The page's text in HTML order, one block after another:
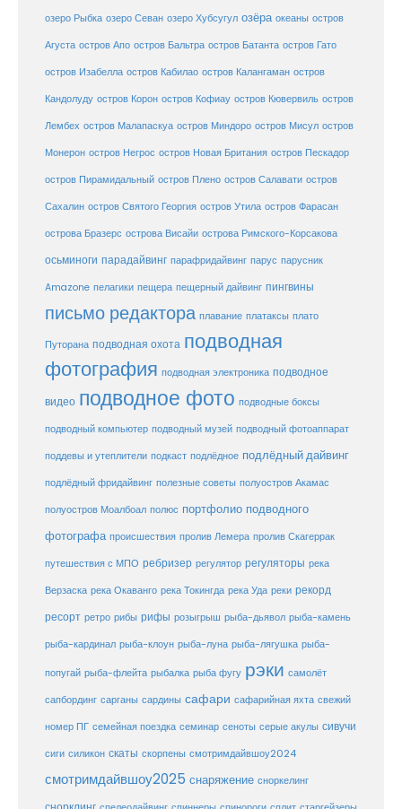
озеро Рыбка озеро Севан озеро Хубсугул озёра океаны остров
Агуста остров Апо остров Бальтра остров Батанта остров Гато
остров Изабелла остров Кабилао остров Калангаман остров
Кандолуду остров Корон остров Кофиау остров Кювервиль остров
Лембех остров Малапаскуа остров Миндоро остров Мисул остров
Монерон остров Негрос остров Новая Британия остров Пескадор
остров Пирамидальный остров Плено остров Салавати остров
Сахалин остров Святого Георгия остров Утила остров Фарасан
острова Бразерс острова Висайи острова Римского-Корсакова
осьминоги парадайвинг парафридайвинг парус парусник
Amazone пелагики пещера пещерный дайвинг пингвины
письмо редактора плавание платаксы плато
Путорана подводная охота подводная
фотография подводная электроника подводное
видео подводное фото подводные боксы
подводный компьютер подводный музей подводный фотоаппарат
поддевы и утеплители подкаст подлёдное подлёдный дайвинг
подлёдный фридайвинг полезные советы полуостров Акамас
полуостров Моалбоал полюс портфолио подводного
фотографа происшествия пролив Лемера пролив Скагеррак
путешествия с МПО ребризер регулятор регуляторы река
Верзаска река Окаванго река Токингда река Уда реки рекорд
ресорт ретро рибы рифы розыгрыш рыба-дьявол рыба-камень
рыба-кардинал рыба-клоун рыба-луна рыба-лягушка рыба-
попугай рыба-флейта рыбалка рыба фугу рэки самолёт
сапбординг сарганы сардины сафари сафарийная яхта свежий
номер ПГ семейная поездка семинар сеноты серые акулы сивучи
сиги силикон скаты скорпены смотримдайвшоу2024
смотримдайвшоу2025 снаряжение сноркелинг